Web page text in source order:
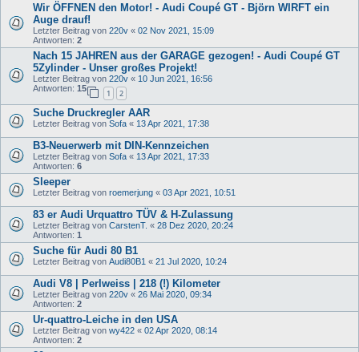
Wir ÖFFNEN den Motor! - Audi Coupé GT - Björn WIRFT ein
Auge drauf!
Letzter Beitrag von 220v « 02 Nov 2021, 15:09
Antworten: 2
Nach 15 JAHREN aus der GARAGE gezogen! - Audi Coupé GT
5Zylinder - Unser großes Projekt!
Letzter Beitrag von 220v « 10 Jun 2021, 16:56
Antworten: 15
1 2
Suche Druckregler AAR
Letzter Beitrag von Sofa « 13 Apr 2021, 17:38
B3-Neuerwerb mit DIN-Kennzeichen
Letzter Beitrag von Sofa « 13 Apr 2021, 17:33
Antworten: 6
Sleeper
Letzter Beitrag von roemerjung « 03 Apr 2021, 10:51
83 er Audi Urquattro TÜV & H-Zulassung
Letzter Beitrag von CarstenT. « 28 Dez 2020, 20:24
Antworten: 1
Suche für Audi 80 B1
Letzter Beitrag von Audi80B1 « 21 Jul 2020, 10:24
Audi V8 | Perlweiss | 218 (!) Kilometer
Letzter Beitrag von 220v « 26 Mai 2020, 09:34
Antworten: 2
Ur-quattro-Leiche in den USA
Letzter Beitrag von wy422 « 02 Apr 2020, 08:14
Antworten: 2